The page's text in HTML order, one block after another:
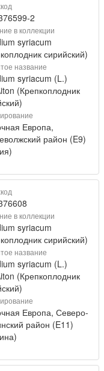
2
в коллекции
syriacum
сирийский)
название
syriacum (L.)
(Крепкоплодник
Европа,
район (E9)
в коллекции
syriacum
сирийский)
название
syriacum (L.)
(Крепкоплодник
Европа, Северо-
район (E11)